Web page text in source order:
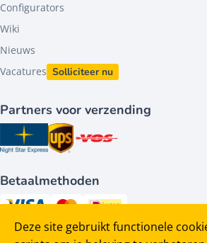
Deze site gebruikt functionele
Configurators
Wiki
Nieuws
Vacatures Solliciteer nu
Partners voor verzending
Betaalmethoden